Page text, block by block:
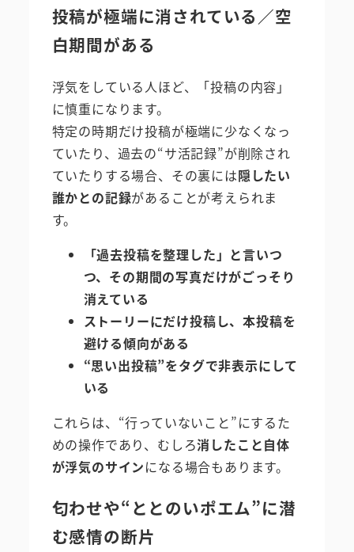
投稿が極端に消されている／空
白期間がある
浮気をしている人ほど、「投稿の内容」
に慎重になります。
特定の時期だけ投稿が極端に少なくなっ
ていたり、過去の“サ活記録”が削除され
ていたりする場合、その裏には隠したい
誰かとの記録があることが考えられま
す。
「過去投稿を整理した」と言いつ
つ、その期間の写真だけがごっそり
消えている
ストーリーにだけ投稿し、本投稿を
避ける傾向がある
“思い出投稿”をタグで非表示にして
いる
これらは、“行っていないこと”にするた
めの操作であり、むしろ消したこと自体
が浮気のサインになる場合もあります。
匂わせや“ととのいポエム”に潜
む感情の断片